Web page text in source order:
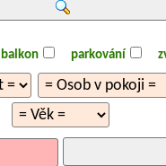
balkon parkování